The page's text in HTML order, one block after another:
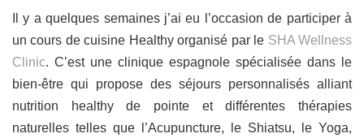
Il y a quelques semaines j’ai eu l’occasion de participer à
un cours de cuisine Healthy organisé par le SHA Wellness
Clinic. C’est une clinique espagnole spécialisée dans le
bien-être qui propose des séjours personnalisés alliant
nutrition healthy de pointe et différentes thérapies
naturelles telles que l’Acupuncture, le Shiatsu, le Yoga,